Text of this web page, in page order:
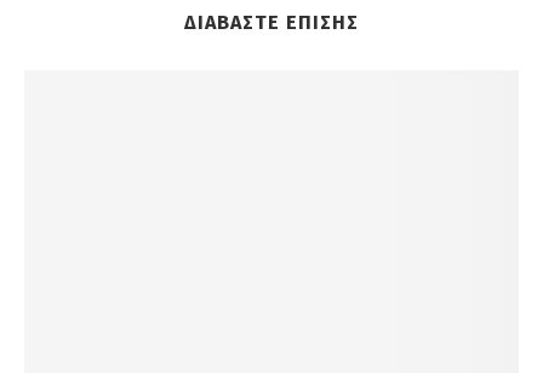
ΔΙΑΒΑΣΤΕ ΕΠΙΣΗΣ